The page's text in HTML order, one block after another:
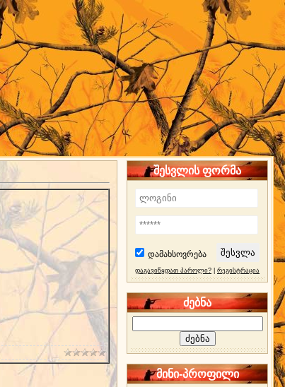
შესვლის ფორმა
დამახსოვრება
დაგავიწყდათ პაროლი? რეგისტრაცია
ძებნა
მინი-პროფილი